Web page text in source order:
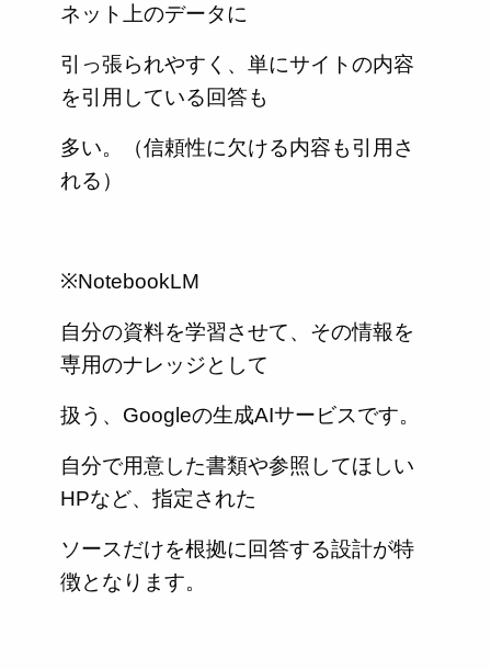
ネット上のデータに
引っ張られやすく、単にサイトの内容
を引用している回答も
多い。（信頼性に欠ける内容も引用さ
れる）
※NotebookLM
自分の資料を学習させて、その情報を
専用のナレッジとして
扱う、Googleの生成AIサービスです。
自分で用意した書類や参照してほしい
HPなど、指定された
ソースだけを根拠に回答する設計が特
徴となります。